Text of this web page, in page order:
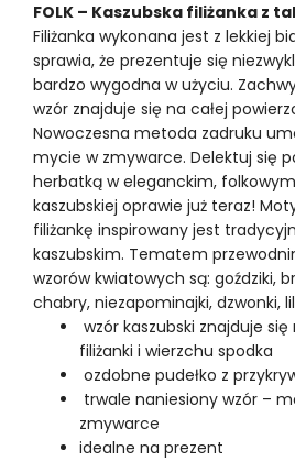
FOLK – Kaszubska filiżanka z
Filiżanka wykonana jest z lekkiej
sprawia, że prezentuje się
bardzo wygodna w użyciu.
wzór znajduje się na całej
Nowoczesna metoda zadruku
mycie w zmywarce. Delektuj się
herbatką w eleganckim,
kaszubskiej oprawie już teraz!
filiżankę inspirowany jest
kaszubskim. Tematem
wzorów kwiatowych są: goździki,
chabry, niezapominajki, dzwonki,
wzór kaszubski znajduje
filiżanki i wierzchu spodka
ozdobne pudełko z
trwale naniesiony wzór –
zmywarce
idealne na prezent